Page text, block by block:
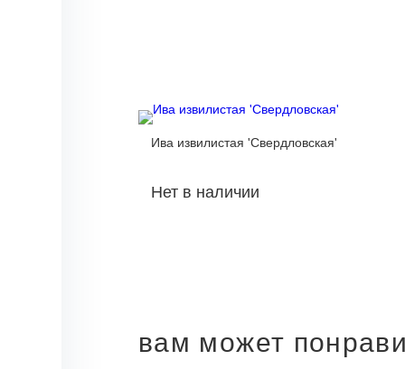
Ива извилистая 'Свердловская'
Нет в наличии
вам может